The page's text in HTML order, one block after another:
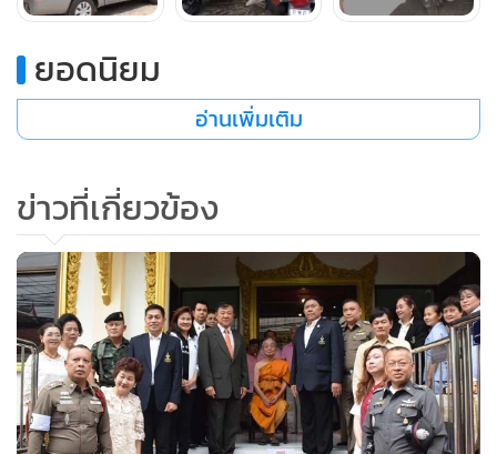
มอเตอร์ไซค์อีกหนึ่งคันที่ยังไม่สามารถนำมาคืนได้ เนื่องจากนำ
อย่างไรก็ตาม จากการตรวจค้นร้านรับชื้อของเก่า พบด้านหลัง
ร้านมีรถยนต์ และจักรยานยนต์จอดอยู่จำนวนมาก รวมแล้วไม่ต่ำ
ยอดนิยม
อ่านเพิ่มเติม
ข่าวที่เกี่ยวข้อง